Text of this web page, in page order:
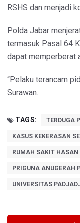
RSHS dan menjadi
Polda Jabar
termasuk Pasal 64
dapat memperberat
“Pelaku terancam
Surawan.
TAGS: TERDUGA
KASUS KEKERASAN
RUMAH SAKIT HASAN
PRIGUNA ANUGERAH
UNIVERSITAS